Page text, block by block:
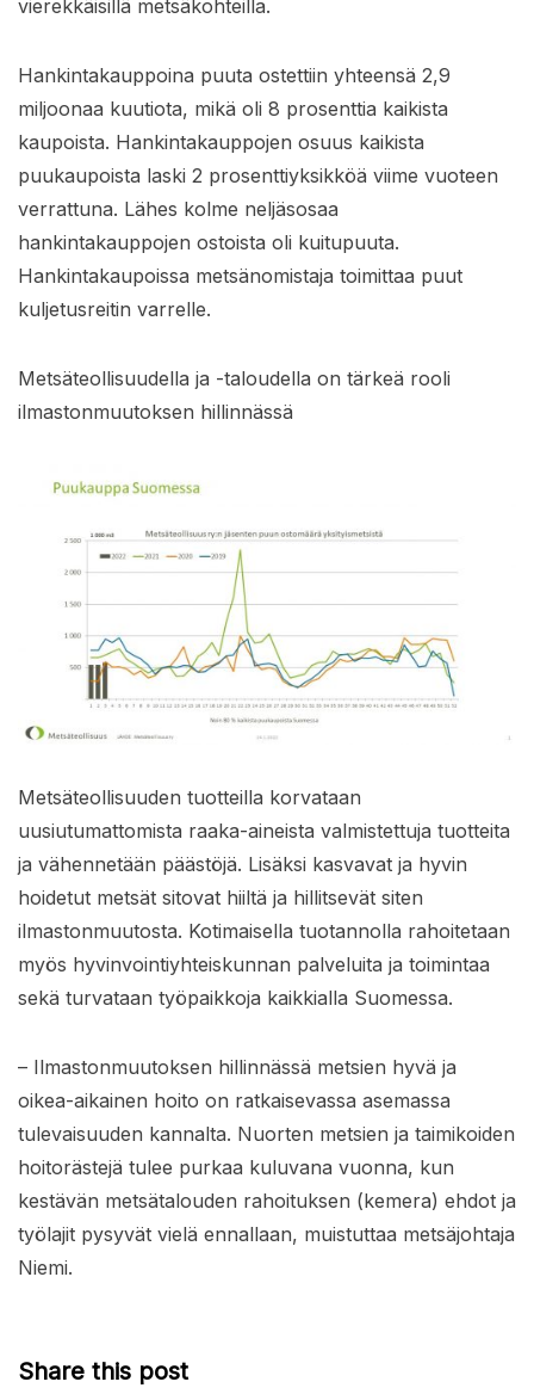
vierekkäisillä metsäkohteilla.
Hankintakauppoina puuta ostettiin yhteensä 2,9
miljoonaa kuutiota, mikä oli 8 prosenttia kaikista
kaupoista. Hankintakauppojen osuus kaikista
puukaupoista laski 2 prosenttiyksikköä viime vuoteen
verrattuna. Lähes kolme neljäsosaa
hankintakauppojen ostoista oli kuitupuuta.
Hankintakaupoissa metsänomistaja toimittaa puut
kuljetusreitin varrelle.
Metsäteollisuudella ja -taloudella on tärkeä rooli
ilmastonmuutoksen hillinnässä
Metsäteollisuuden tuotteilla korvataan
uusiutumattomista raaka-aineista valmistettuja tuotteita
ja vähennetään päästöjä. Lisäksi kasvavat ja hyvin
hoidetut metsät sitovat hiiltä ja hillitsevät siten
ilmastonmuutosta. Kotimaisella tuotannolla rahoitetaan
myös hyvinvointiyhteiskunnan palveluita ja toimintaa
sekä turvataan työpaikkoja kaikkialla Suomessa.
– Ilmastonmuutoksen hillinnässä metsien hyvä ja
oikea-aikainen hoito on ratkaisevassa asemassa
tulevaisuuden kannalta. Nuorten metsien ja taimikoiden
hoitorästejä tulee purkaa kuluvana vuonna, kun
kestävän metsätalouden rahoituksen (kemera) ehdot ja
työlajit pysyvät vielä ennallaan, muistuttaa metsäjohtaja
Niemi.
Share this post